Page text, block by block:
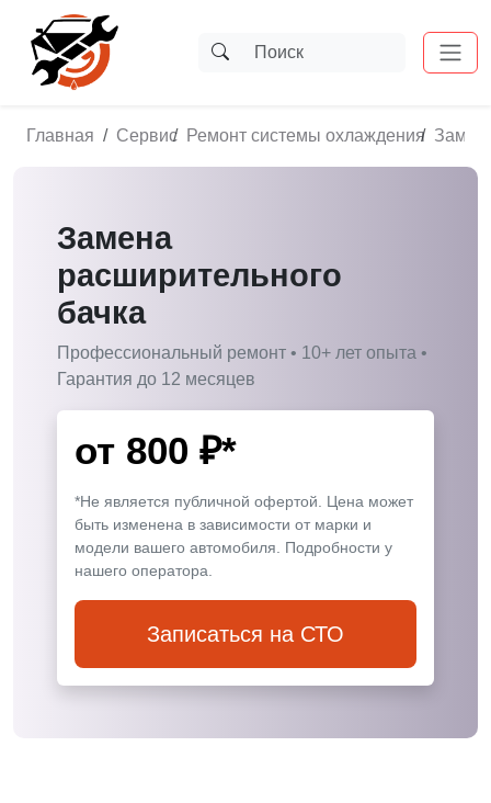
Главная Сервис Ремонт системы охлаждения
Замена
расширительного
бачка
Профессиональный ремонт • 10+ лет опыта •
Гарантия до 12 месяцев
от 800 ₽*
*Не является публичной офертой. Цена может
быть изменена в зависимости от марки и
модели вашего автомобиля. Подробности у
нашего оператора.
Записаться на СТО